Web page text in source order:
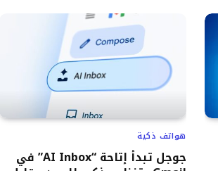
هواتف ذكية
جوجل تبدأ إتاحة “AI Inbox” في